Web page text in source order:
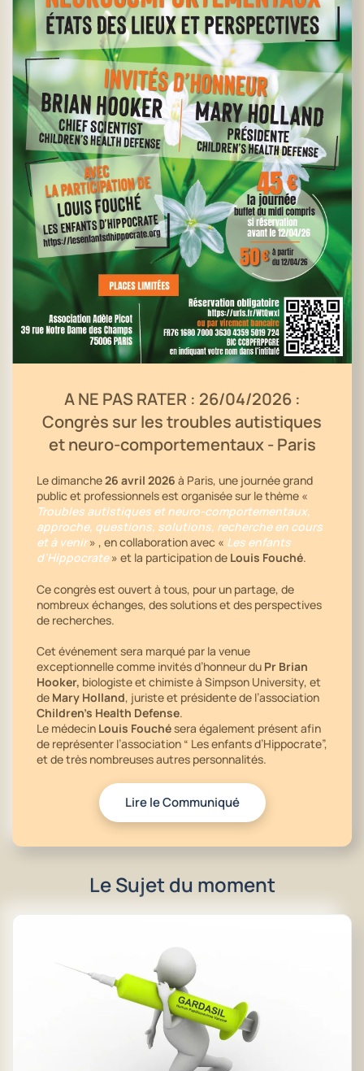
A NE PAS RATER : 26/04/2026 :
Congrès sur les troubles autistiques
et neuro-comportementaux - Paris
Le dimanche26 avril 2026 à Paris, une journée grand
public et professionnels est organisée sur le thème «
Troubles autistiques et neuro-comportementaux,
approche, questions, solutions, recherche en cours
et à venir» , en collaboration avec « Les enfants
d’Hippocrate» et la participation de Louis Fouché.
Ce congrès est ouvert à tous, pour un partage, de
nombreux échanges, des solutions et des perspectives
de recherches.
Cet événement sera marqué par la venue
exceptionnelle comme invités d’honneur du Pr Brian
Hooker, biologiste et chimiste à Simpson University, et
de Mary Holland, juriste et présidente de l’association
Children’s Health Defense.
Le médecin Louis Fouchésera également présent afin
de représenter l’association “ Les enfants d’Hippocrate”,
et de très nombreuses autres personnalités.
Lire le Communiqué
Le Sujet du moment